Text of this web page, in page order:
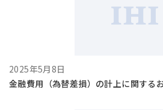
2025年5月8日
金融費用（為替差損）の計上に関する